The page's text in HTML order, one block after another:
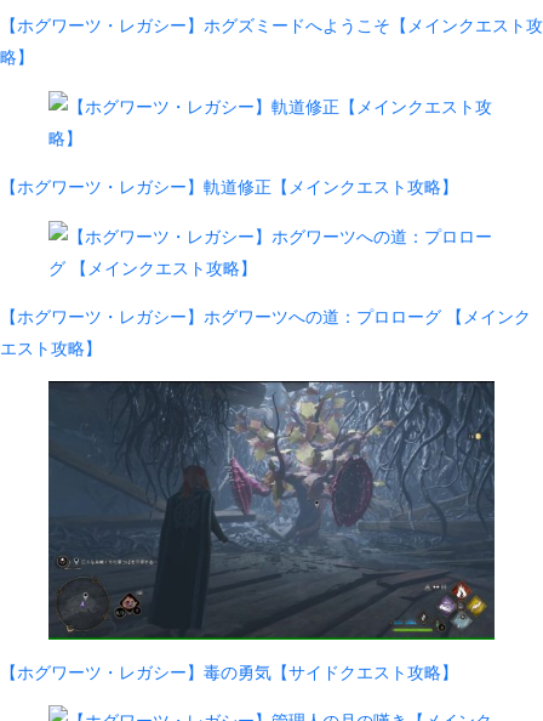
【ホグワーツ・レガシー】ホグズミードへようこそ【メインクエスト攻
略】
【ホグワーツ・レガシー】軌道修正【メインクエスト攻略】
【ホグワーツ・レガシー】ホグワーツへの道：プロローグ 【メインク
エスト攻略】
【ホグワーツ・レガシー】毒の勇気【サイドクエスト攻略】